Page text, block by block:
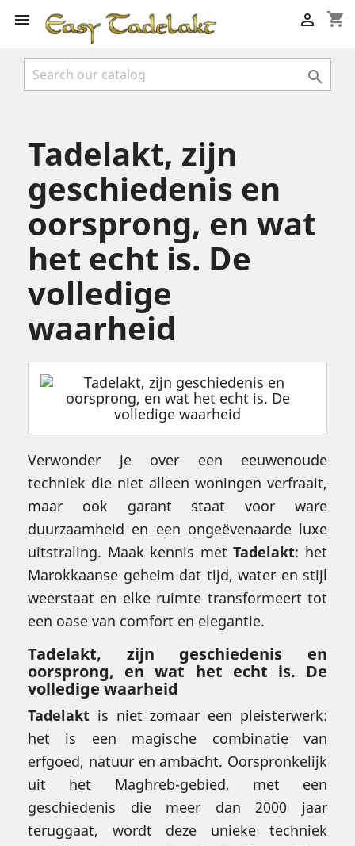
 shopping_cart


Tadelakt, zijn
geschiedenis en
oorsprong, en wat
het echt is. De
volledige
waarheid
Verwonder je over een eeuwenoude
techniek die niet alleen woningen verfraait,
maar ook garant staat voor ware
duurzaamheid en een ongeëvenaarde luxe
uitstraling. Maak kennis met Tadelakt: het
Marokkaanse geheim dat tijd, water en stijl
weerstaat en elke ruimte transformeert tot
een oase van comfort en elegantie.
Tadelakt, zijn geschiedenis en
oorsprong, en wat het echt is. De
volledige waarheid
Tadelakt is niet zomaar een pleisterwerk:
het is een magische combinatie van
erfgoed, natuur en ambacht. Oorspronkelijk
uit het Maghreb-gebied, met een
geschiedenis die meer dan 2000 jaar
teruggaat, wordt deze unieke techniek